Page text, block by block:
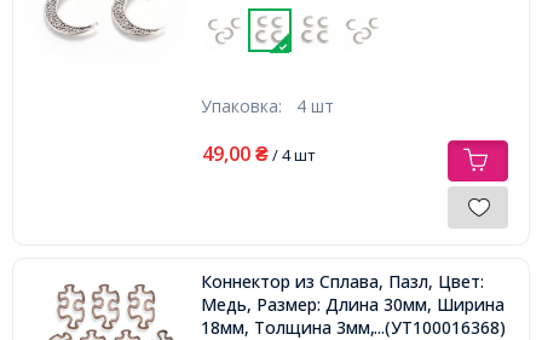
Упаковка: 4 шт
49,00 ₴/ 4 шт
Коннектор из Сплава, Пазл, Цвет:
Медь, Размер: Длина 30мм, Ширина
18мм, Толщина 3мм,...(УТ100016368)